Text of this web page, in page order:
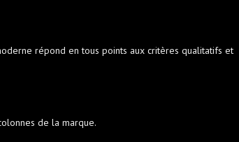
répond en tous points aux critères qualitatifs et
de la marque.